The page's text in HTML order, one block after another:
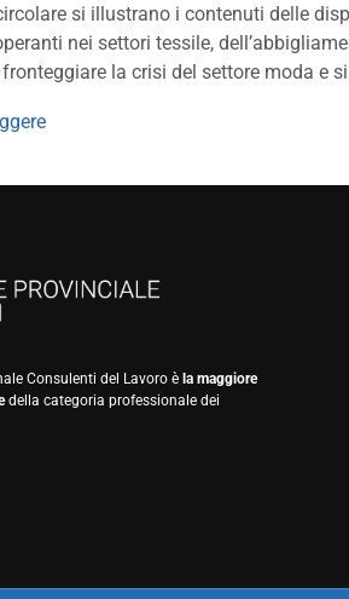
si illustrano i contenuti delle
nei settori tessile,
fronteggiare la crisi del settore moda e
Consulenti del Lavoro è la maggiore
della categoria professionale dei